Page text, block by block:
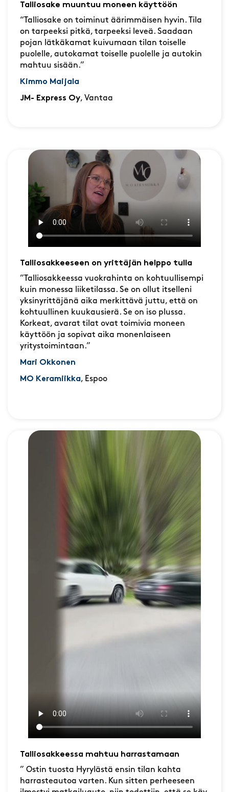
Talliosake muuntuu moneen käyttöön
“Talliosake on toiminut äärimmäisen hyvin. Tila
on tarpeeksi pitkä, tarpeeksi leveä. Saadaan
pojan lätkäkamat kuivumaan tilan toiselle
puolelle, autokamat toiselle puolelle ja autokin
mahtuu sisään.”
Kimmo Maijala
JM- Express Oy, Vantaa
Talliosakkeeseen on yrittäjän helppo tulla
”Talliosakkeessa vuokrahinta on kohtuullisempi
kuin monessa liiketilassa. Se on ollut itselleni
yksinyrittäjänä aika merkittävä juttu, että on
kohtuullinen kuukausierä. Se on iso plussa.
Korkeat, avarat tilat ovat toimivia moneen
käyttöön ja sopivat aika monenlaiseen
yritystoimintaan.”
Mari Okkonen
MO Keramiikka, Espoo
Talliosakkeessa mahtuu harrastamaan
” Ostin tuosta Hyrylästä ensin tilan kahta
harrasteautoa varten. Kun sitten perheeseen